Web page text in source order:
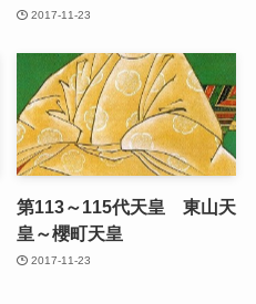
2017-11-23
第113～115代天皇 東山天
皇～櫻町天皇
2017-11-23